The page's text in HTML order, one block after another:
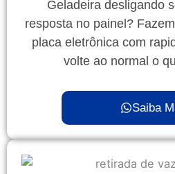
Geladeira desligando
resposta no painel?
placa eletrônica com
volte ao normal o
Saiba